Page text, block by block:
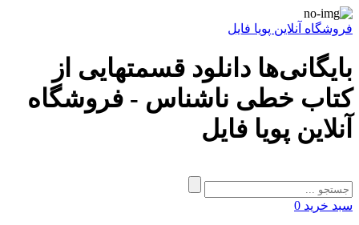
فروشگاه آنلاین پویا فایل
بایگانی‌ها دانلود قسمتهایی از
کتاب خطی ناشناس - فروشگاه
آنلاین پویا فایل
سبد خرید 0